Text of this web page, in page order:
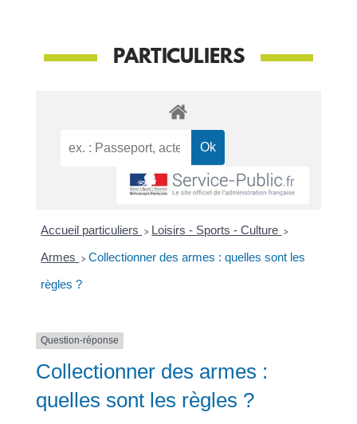
PARTICULIERS
Accueil particuliers > Loisirs - Sports - Culture >
Armes > Collectionner des armes : quelles sont les
règles ?
Question-réponse
Collectionner des armes :
quelles sont les règles ?